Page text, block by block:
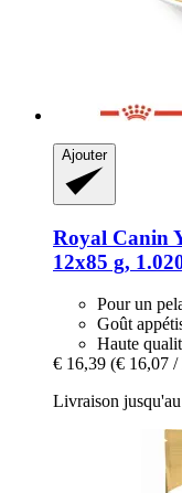
Ajouter
Royal Canin
12x85 g,
Pour un
Goût
Haute
€ 16,39 (€ 16,07 /
Livraison